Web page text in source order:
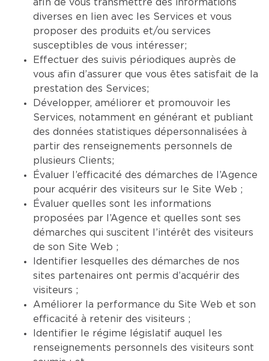
afin de vous transmettre des informations
diverses en lien avec les Services et vous
proposer des produits et/ou services
susceptibles de vous intéresser;
Effectuer des suivis périodiques auprès de
vous afin d’assurer que vous êtes satisfait de la
prestation des Services;
Développer, améliorer et promouvoir les
Services, notamment en générant et publiant
des données statistiques dépersonnalisées à
partir des renseignements personnels de
plusieurs Clients;
Évaluer l’efficacité des démarches de l’Agence
pour acquérir des visiteurs sur le Site Web ;
Évaluer quelles sont les informations
proposées par l’Agence et quelles sont ses
démarches qui suscitent l’intérêt des visiteurs
de son Site Web ;
Identifier lesquelles des démarches de nos
sites partenaires ont permis d’acquérir des
visiteurs ;
Améliorer la performance du Site Web et son
efficacité à retenir des visiteurs ;
Identifier le régime législatif auquel les
renseignements personnels des visiteurs sont